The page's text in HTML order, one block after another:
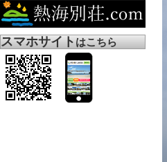
スマホサイトはこちら